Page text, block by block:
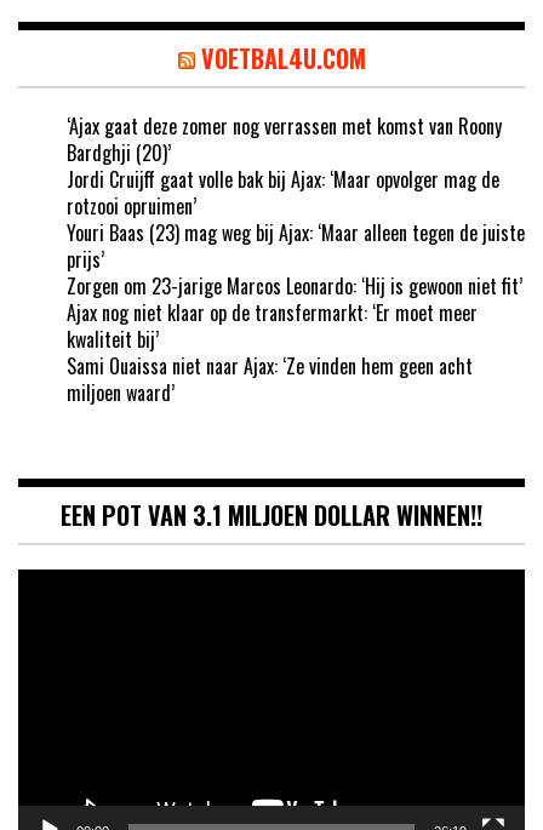
VOETBAL4U.COM
‘Ajax gaat deze zomer nog verrassen met komst van Roony
Bardghji (20)’
Jordi Cruijff gaat volle bak bij Ajax: ‘Maar opvolger mag de
rotzooi opruimen’
Youri Baas (23) mag weg bij Ajax: ‘Maar alleen tegen de juiste
prijs’
Zorgen om 23-jarige Marcos Leonardo: ‘Hij is gewoon niet fit’
Ajax nog niet klaar op de transfermarkt: ‘Er moet meer
kwaliteit bij’
Sami Ouaissa niet naar Ajax: ‘Ze vinden hem geen acht
miljoen waard’
EEN POT VAN 3.1 MILJOEN DOLLAR WINNEN!!